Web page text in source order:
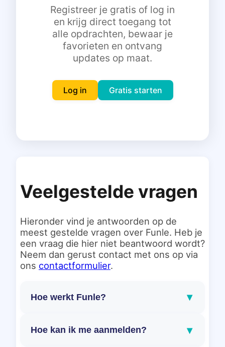
Inloggen
Gratis starten
Registreer je gratis of log in
en krijg direct toegang tot
alle opdrachten, bewaar je
favorieten en ontvang
updates op maat.
Log in Gratis starten
Veelgestelde vragen
Hieronder vind je antwoorden op de
meest gestelde vragen over Funle. Heb je
een vraag die hier niet beantwoord wordt?
Neem dan gerust contact met ons op via
ons contactformulier.
Hoe werkt Funle? ▾
Hoe kan ik me aanmelden? ▾